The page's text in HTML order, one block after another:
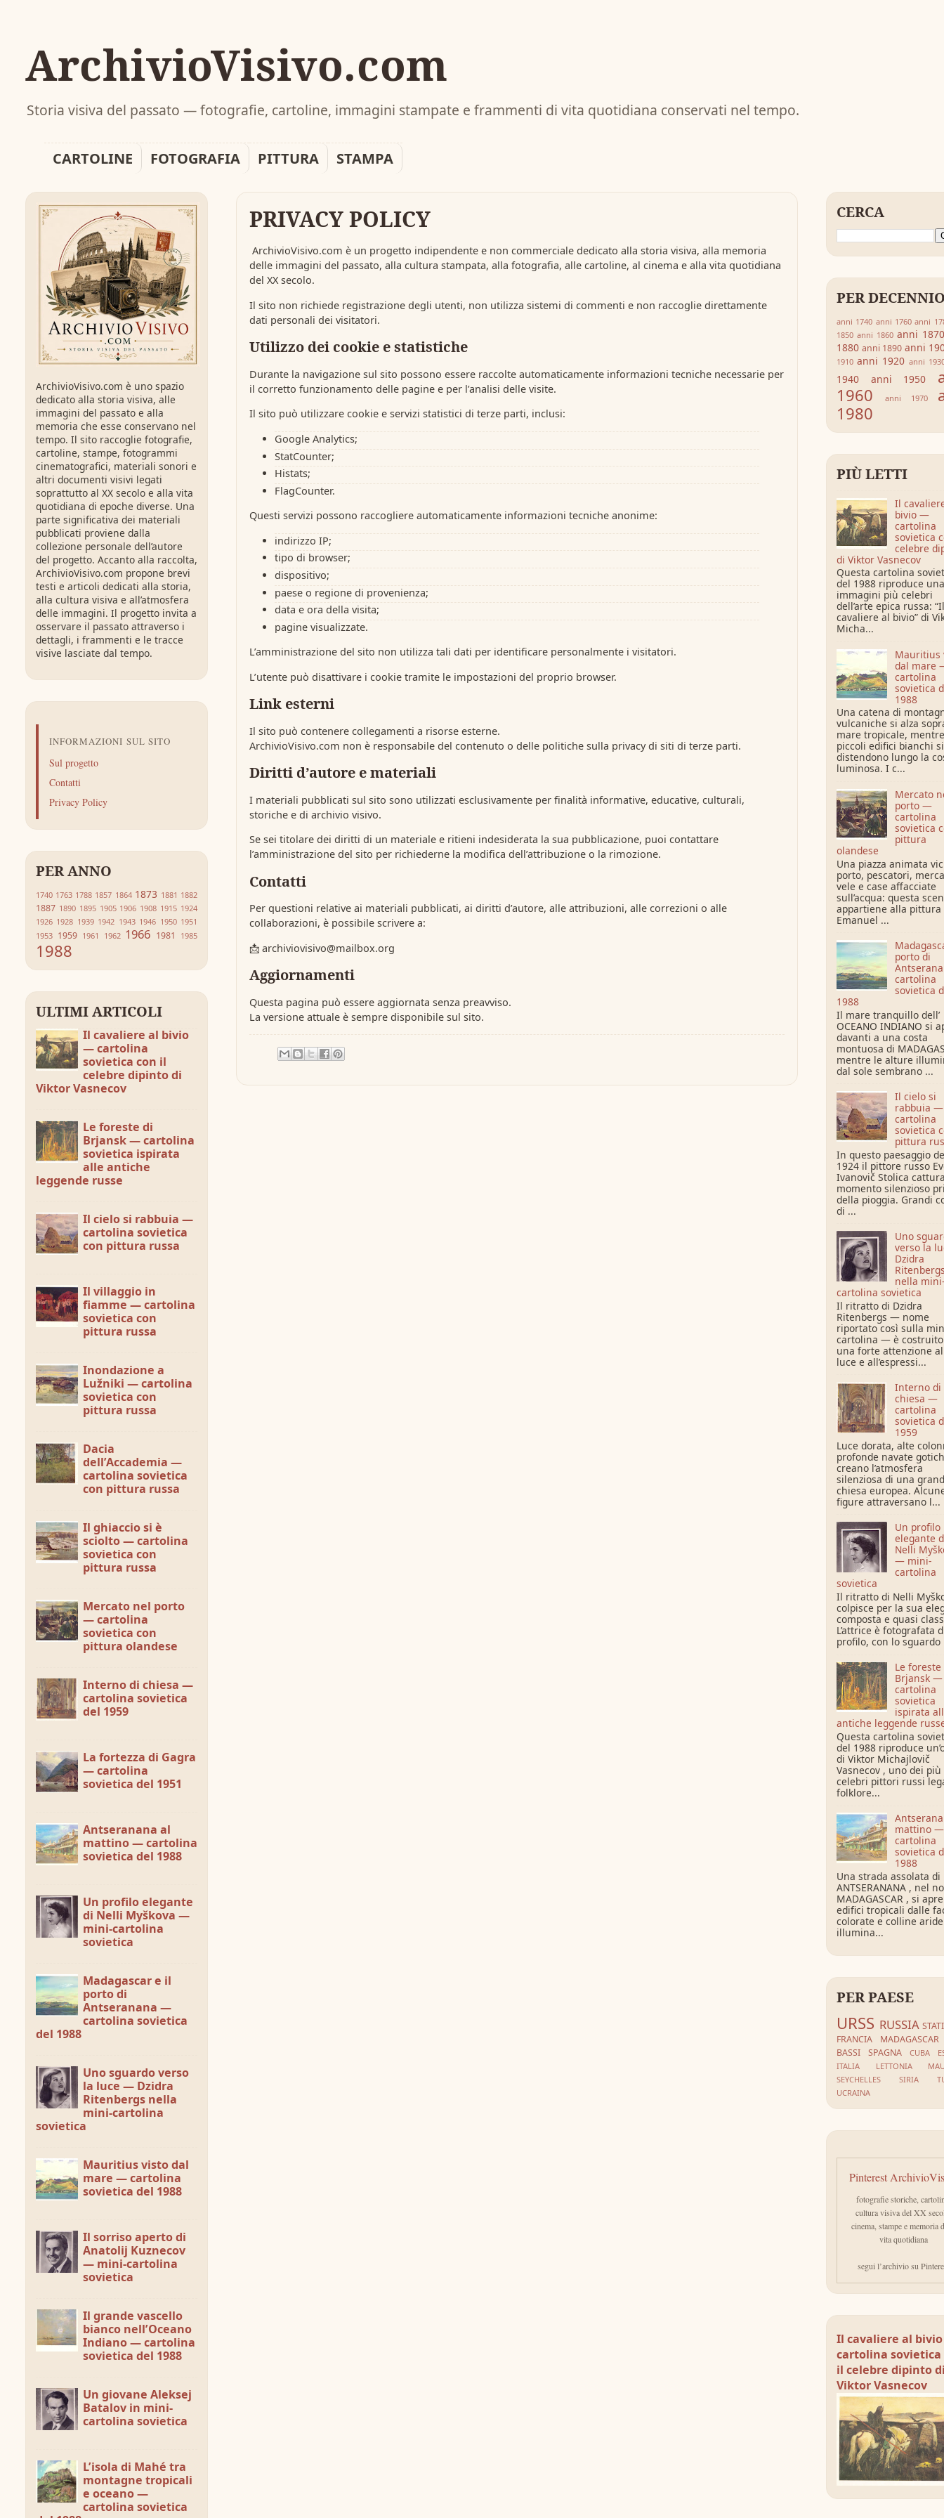
ArchivioVisivo.com
Storia visiva del passato — fotografie, cartoline, immagini stampate e frammenti di vita quotidiana conservati nel tempo.
CARTOLINE FOTOGRAFIA PITTURA STAMPA
PRIVACY POLICY
ArchivioVisivo.com è un progetto indipendente e non commerciale dedicato alla storia visiva, alla memoria
delle immagini del passato, alla cultura stampata, alla fotografia, alle cartoline, al cinema e alla vita quotidiana
del XX secolo.
Il sito non richiede registrazione degli utenti, non utilizza sistemi di commenti e non raccoglie direttamente
dati personali dei visitatori.
Utilizzo dei cookie e statistiche
Durante la navigazione sul sito possono essere raccolte automaticamente informazioni tecniche necessarie per
il corretto funzionamento delle pagine e per l’analisi delle visite.
Il sito può utilizzare cookie e servizi statistici di terze parti, inclusi:
Google Analytics;
StatCounter;
Histats;
FlagCounter.
Questi servizi possono raccogliere automaticamente informazioni tecniche anonime:
indirizzo IP;
tipo di browser;
dispositivo;
paese o regione di provenienza;
data e ora della visita;
pagine visualizzate.
L’amministrazione del sito non utilizza tali dati per identificare personalmente i visitatori.
L’utente può disattivare i cookie tramite le impostazioni del proprio browser.
Link esterni
Il sito può contenere collegamenti a risorse esterne.
ArchivioVisivo.com non è responsabile del contenuto o delle politiche sulla privacy di siti di terze parti.
Diritti d’autore e materiali
I materiali pubblicati sul sito sono utilizzati esclusivamente per finalità informative, educative, culturali,
storiche e di archivio visivo.
Se sei titolare dei diritti di un materiale e ritieni indesiderata la sua pubblicazione, puoi contattare
l’amministrazione del sito per richiederne la modifica dell’attribuzione o la rimozione.
Contatti
Per questioni relative ai materiali pubblicati, ai diritti d’autore, alle attribuzioni, alle correzioni o alle
collaborazioni, è possibile scrivere a:
📩 archiviovisivo@mailbox.org
Aggiornamenti
Questa pagina può essere aggiornata senza preavviso.
La versione attuale è sempre disponibile sul sito.
ArchivioVisivo.com è uno spazio
dedicato alla storia visiva, alle
immagini del passato e alla
memoria che esse conservano nel
tempo. Il sito raccoglie fotografie,
cartoline, stampe, fotogrammi
cinematografici, materiali sonori e
altri documenti visivi legati
soprattutto al XX secolo e alla vita
quotidiana di epoche diverse. Una
parte significativa dei materiali
pubblicati proviene dalla
collezione personale dell’autore
del progetto. Accanto alla raccolta,
ArchivioVisivo.com propone brevi
testi e articoli dedicati alla storia,
alla cultura visiva e all’atmosfera
delle immagini. Il progetto invita a
osservare il passato attraverso i
dettagli, i frammenti e le tracce
visive lasciate dal tempo.
INFORMAZIONI SUL SITO
Sul progetto
Contatti
Privacy Policy
PER ANNO
1740 1763 1788 1857 1864 1873 1881 1882
1887 1890 1895 1905 1906 1908 1915 1924
1926 1928 1939 1942 1943 1946 1950 1951
1953 1959 1961 1962 1966 1981 1985
1988
ULTIMI ARTICOLI
Il cavaliere al bivio
— cartolina
sovietica con il
celebre dipinto di
Viktor Vasnecov
Le foreste di
Brjansk — cartolina
sovietica ispirata
alle antiche
leggende russe
Il cielo si rabbuia —
cartolina sovietica
con pittura russa
Il villaggio in
fiamme — cartolina
sovietica con
pittura russa
Inondazione a
Lužniki — cartolina
sovietica con
pittura russa
Dacia
dell’Accademia —
cartolina sovietica
con pittura russa
Il ghiaccio si è
sciolto — cartolina
sovietica con
pittura russa
Mercato nel porto
— cartolina
sovietica con
pittura olandese
Interno di chiesa —
cartolina sovietica
del 1959
La fortezza di Gagra
— cartolina
sovietica del 1951
Antseranana al
mattino — cartolina
sovietica del 1988
Un profilo elegante
di Nelli Myškova —
mini-cartolina
sovietica
Madagascar e il
porto di
Antseranana —
cartolina sovietica
del 1988
Uno sguardo verso
la luce — Dzidra
Ritenbergs nella
mini-cartolina
sovietica
Mauritius visto dal
mare — cartolina
sovietica del 1988
Il sorriso aperto di
Anatolij Kuznecov
— mini-cartolina
sovietica
Il grande vascello
bianco nell’Oceano
Indiano — cartolina
sovietica del 1988
Un giovane Aleksej
Batalov in mini-
cartolina sovietica
L’isola di Mahé tra
montagne tropicali
e oceano —
cartolina sovietica
CERCA
PER
anni 1740 anni 1760 anni
1850 anni 1860 anni 1870
1880 anni 1890 anni
1910 anni 1920 anni
1940 anni 1950
1960
anni 1970
1980
PIÙ LETTI
Il
bivio —
cartolina
sovietica
celebre
di Viktor Vasnecov
Questa cartolina
del 1988 riproduce
immagini più celebri
dell’arte epica russa: “Il
cavaliere al bivio” di
Micha...
Mauritius
dal mare
cartolina
sovietica
1988
Una catena di
vulcaniche si alza
mare tropicale, mentre
piccoli edifici bianchi si
distendono lungo la
luminosa. I c...
Mercato
porto —
cartolina
sovietica
pittura
olandese
Una piazza animata
porto, pescatori,
vele e case affacciate
sull’acqua: questa
appartiene alla pittura
Emanuel ...
porto di
cartolina
sovietica
1988
Il mare tranquillo dell’
OCEANO INDIANO si
davanti a una costa
montuosa di
mentre le alture
dal sole sembrano ...
Il cielo si
rabbuia —
cartolina
sovietica
pittura
In questo paesaggio
1924 il pittore russo
Ivanovič Stolica
momento silenzioso
della pioggia. Grandi
di ...
Uno
verso la
Dzidra
nella mini-
cartolina sovietica
Il ritratto di Dzidra
Ritenbergs — nome
riportato così sulla
cartolina — è
una forte attenzione
luce e all’espressi...
Interno di
chiesa —
cartolina
sovietica
1959
Luce dorata, alte
profonde navate
creano l’atmosfera
silenziosa di una
chiesa europea.
figure attraversano l...
Un profilo
elegante
Nelli
— mini-
cartolina
sovietica
Il ritratto di Nelli
colpisce per la sua
composta e quasi
L’attrice è fotografata
profilo, con lo sguardo
Le foreste
Brjansk —
cartolina
sovietica
ispirata
antiche leggende
Questa cartolina
del 1988 riproduce
di Viktor Michajlovič
Vasnecov , uno dei più
celebri pittori russi
folklore...
mattino —
cartolina
sovietica
1988
Una strada assolata di
ANTSERANANA , nel
MADAGASCAR , si
edifici tropicali dalle
colorate e colline aride
illumina...
PER PAESE
URSS RUSSIA
FRANCIA
MADAGASCAR
BASSI
SPAGNA CUBA
ITALIA
LETTONIA
SEYCHELLES
SIRIA
UCRAINA
Pinterest
fotografie storiche,
cultura visiva del XX
cinema, stampe e memoria
vita quotidiana
segui l’archivio su
Il cavaliere al
cartolina sovietica
il celebre dipinto
Viktor Vasnecov